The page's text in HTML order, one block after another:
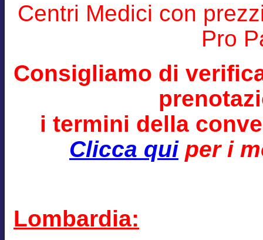
Centri Medici con
Pro
Consigliamo di
i termini della
Clicca quiper i
Lombardia: